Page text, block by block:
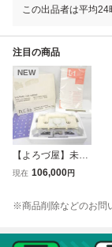
この出品者は平均
注目の商品
NEW
【よろづ屋】未使
用：シルバーリー
ER REED LC830
取扱説明書あり 電
現在 106,000円
※商品削除などのお問